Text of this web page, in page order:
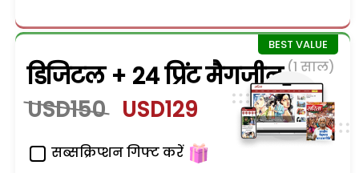
डिजिटल + 24 प्रिंट मैगजीन (1 साल)
USD150 USD129
सब्सक्रिप्शन गिफ्ट करें